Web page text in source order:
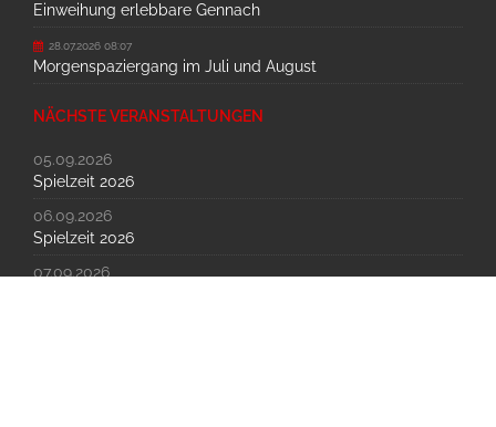
Einweihung erlebbare Gennach
28.07.2026 08:07
Morgenspaziergang im Juli und August
NÄCHSTE VERANSTALTUNGEN
05.09.2026
Spielzeit 2026
06.09.2026
Spielzeit 2026
07.09.2026